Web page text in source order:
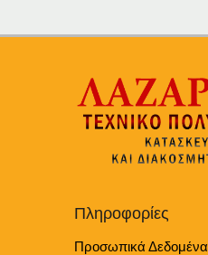
Πληροφορίες
Προσωπικά Δεδομένα